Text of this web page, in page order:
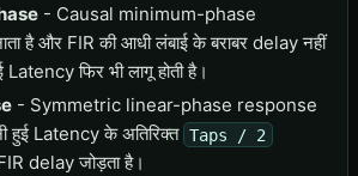
- Causal minimum-phase
है और FIR की आधी लंबाई के बराबर delay नहीं
Latency फिर भी लागू होती है।
- Symmetric linear-phase response
हुई Latency के अतिरिक्त Taps / 2
delay जोड़ता है।